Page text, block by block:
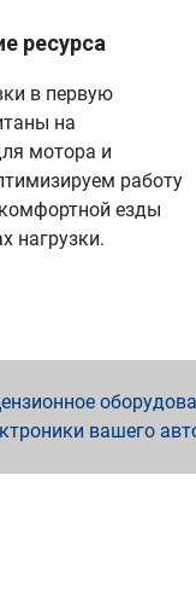
ресурса
в первую
на
мотора и
работу
езды
нагрузки.
вашего